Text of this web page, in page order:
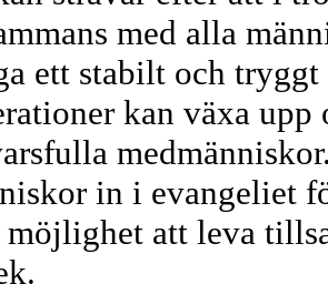
med alla
ett stabilt och tryggt
kan växa
in i evangeliet
möjlighet att leva